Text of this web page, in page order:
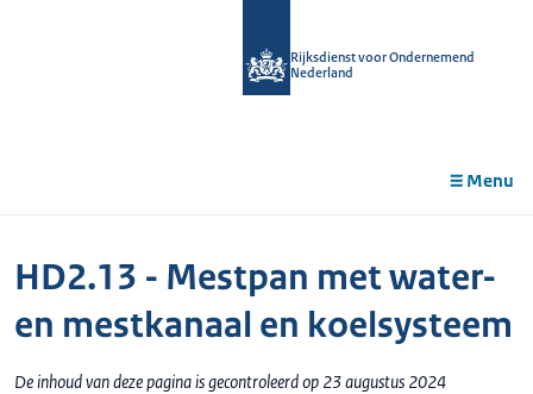
Rijksdienst voor Ondernemend
Nederland
Menu
HD2.13 - Mestpan met water-
en mestkanaal en koelsysteem
De inhoud van deze pagina is gecontroleerd op 23 augustus 2024